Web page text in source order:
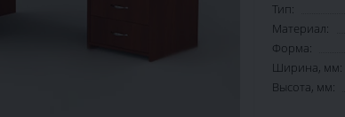
Тип:
Материал:
Форма:
Ширина, мм:
Высота, мм: